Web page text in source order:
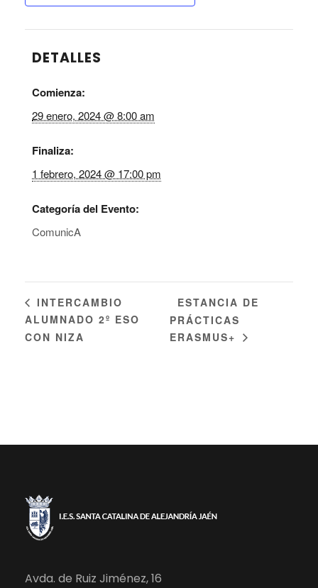
DETALLES
Comienza:
29 enero, 2024 @ 8:00 am
Finaliza:
1 febrero, 2024 @ 17:00 pm
Categoría del Evento:
ComunicA
INTERCAMBIO
ALUMNADO 2º ESO
CON NIZA
ESTANCIA DE
PRÁCTICAS
ERASMUS+
Avda. de Ruiz Jiménez, 16